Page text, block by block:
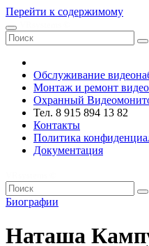
Перейти к содержимому
Обслуживание
Монтаж и ремонт
Охранный
Тел. 8 915 894 13 82
Контакты
Политика
Документация
Биографии
Наташа